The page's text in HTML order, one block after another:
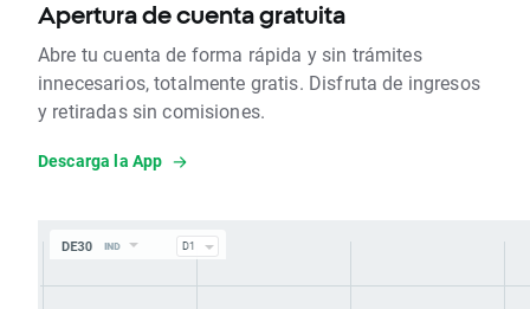
Apertura de cuenta gratuita
Abre tu cuenta de forma rápida y sin trámites
innecesarios, totalmente gratis. Disfruta de ingresos
y retiradas sin comisiones.
Descarga la App